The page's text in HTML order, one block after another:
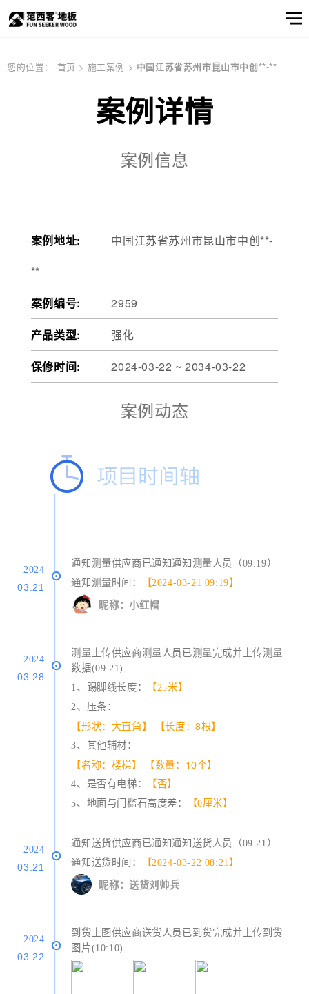
实木地板 实木地热地板
服务
关于
公司简介 品牌文化
产品选样
范西客风采
邮件联系我们
您的位置： 首页 > 施工案例 > 中国江苏省苏州市昆山市中创**-**
案例详情
案例信息
案例地址:
中国江苏省苏州市昆山市中创**-
**
案例编号:
2959
产品类型:
强化
保修时间:
2024-03-22 ~ 2034-03-22
案例动态
2024
03.21
通知测量供应商已通知通知测量人员（09:19）
通知测量时间：
【2024-03-21 09:19】
昵称：小红帽
2024
03.28
测量上传供应商测量人员已测量完成并上传测量
数据(09:21)
1、踢脚线长度：
【25米】
2、压条：
【形状：大直角】 【长度：8根】
3、其他辅材：
【名称：楼梯】 【数量：10个】
4、是否有电梯：
【否】
5、地面与门槛石高度差：
【0厘米】
2024
03.21
通知送货供应商已通知通知送货人员（09:21）
通知送货时间：
【2024-03-22 08:21】
昵称：送货刘帅兵
2024
03.22
到货上图供应商送货人员已到货完成并上传到货
图片(10:10)